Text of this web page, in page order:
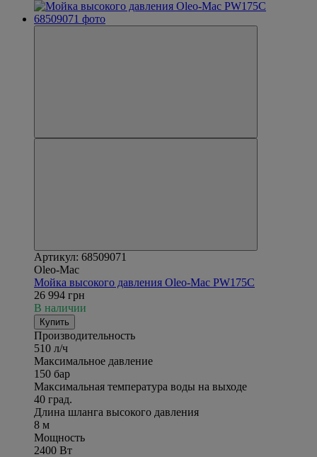
Артикул: 68509071
Oleo-Mac
Мойка высокого давления Oleo-Mac PW175C
26 994 грн
В наличии
Купить
Производительность
510 л/ч
Максимальное давление
150 бар
Максимальная температура воды на выходе
40 град.
Длина шланга высокого давления
8 м
Мощность
2400 Вт